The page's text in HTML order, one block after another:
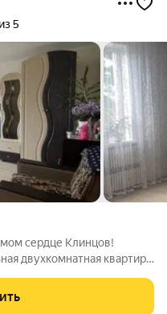
5
сердце Клинцов!
двухкомнатная квартира
кто ценит практичность и